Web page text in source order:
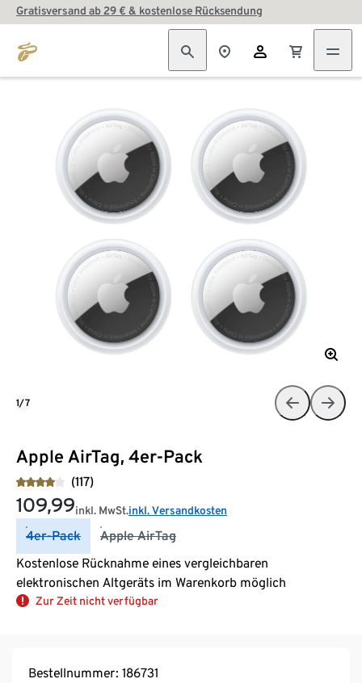
Gratisversand ab 29 € & kostenlose Rücksendung
Apple AirTag, 4er-Pack
(117)
109,99inkl. MwSt.inkl. Versandkosten
4er-Pack
Apple AirTag
Kostenlose Rücknahme eines vergleichbaren
elektronischen Altgeräts im Warenkorb möglich
Zur Zeit nicht verfügbar
1/7
Bestellnummer: 186731